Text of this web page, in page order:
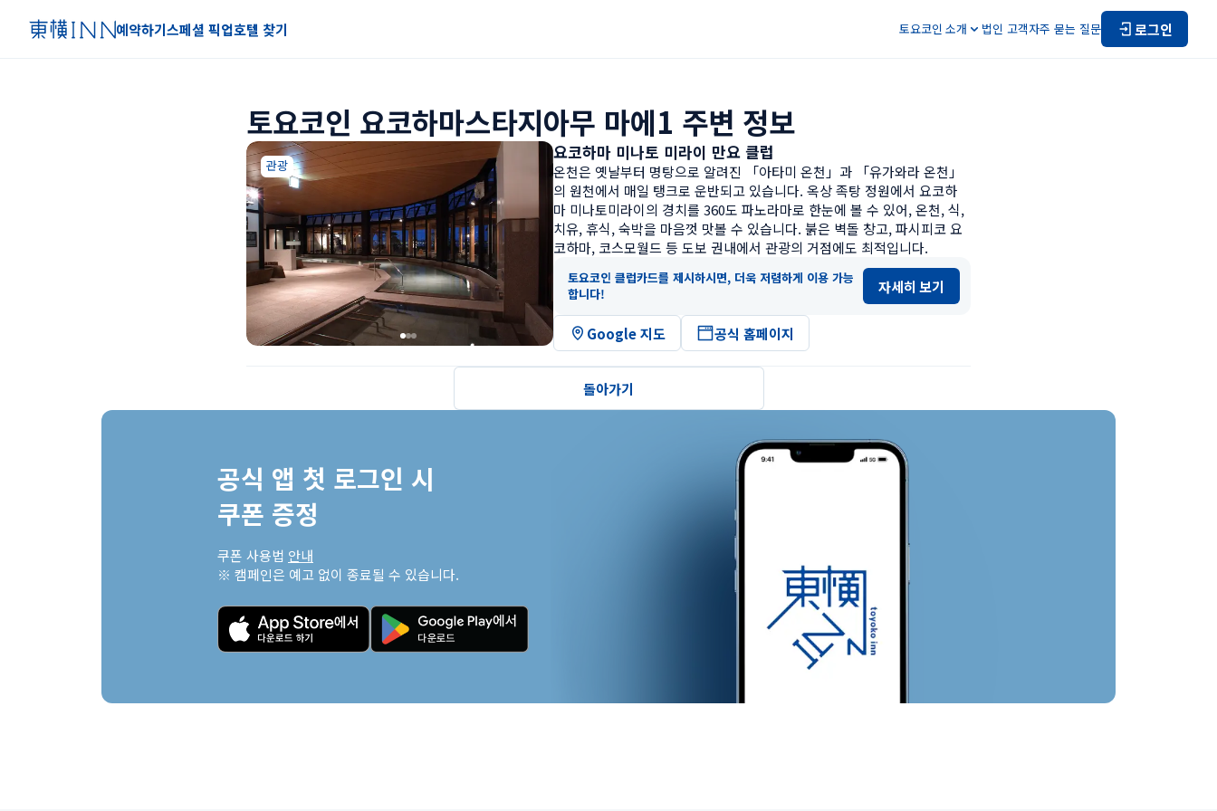
예약하기스페셜 픽업호텔 찾기 토요코인 소개 법인 고객자주 묻는 질문 로그인
토요코인 요코하마스타지아무 마에1 주변 정보
관광
요코하마 미나토 미라이 만요 클럽
온천은 옛날부터 명탕으로 알려진 「아타미 온천」과 「유가와라 온천」
의 원천에서 매일 탱크로 운반되고 있습니다. 옥상 족탕 정원에서 요코하
마 미나토미라이의 경치를 360도 파노라마로 한눈에 볼 수 있어, 온천, 식,
치유, 휴식, 숙박을 마음껏 맛볼 수 있습니다. 붉은 벽돌 창고, 파시피코 요
코하마, 코스모월드 등 도보 권내에서 관광의 거점에도 최적입니다.
토요코인 클럽카드를 제시하시면, 더욱 저렴하게 이용 가능
합니다!
자세히 보기
Google 지도 공식 홈페이지
돌아가기
공식 앱 첫 로그인 시
쿠폰 증정
쿠폰 사용법 안내
※ 캠페인은 예고 없이 종료될 수 있습니다.